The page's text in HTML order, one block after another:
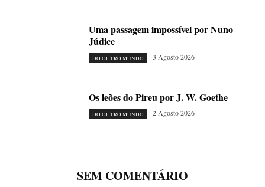
Uma passagem impossível por Nuno
Júdice
DO OUTRO MUNDO 3 Agosto 2026
Os leões do Pireu por J. W. Goethe
DO OUTRO MUNDO 2 Agosto 2026
SEM COMENTÁRIO